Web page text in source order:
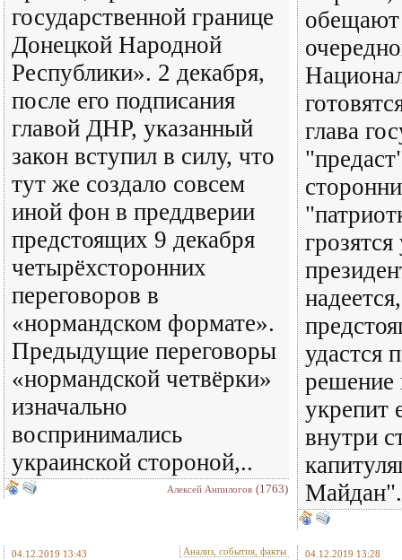
государственной границе
Донецкой Народной
Республики». 2 декабря,
после его подписания
главой ДНР, указанный
закон вступил в силу, что
тут же создало совсем
иной фон в преддверии
предстоящих 9 декабря
четырёхсторонних
переговоров в
«нормандском формате».
Предыдущие переговоры
«нормандской четвёрки»
изначально
воспринимались
украинской стороной,..
Алексей Анпилогов (1763)
обещают
глава
удастся
решение
укрепит
внутри
Майдан".
04.12.2019 13:43 Анализ, события, факты 04.12.2019 13:28